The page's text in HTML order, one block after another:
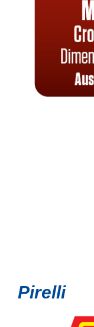
Pirelli